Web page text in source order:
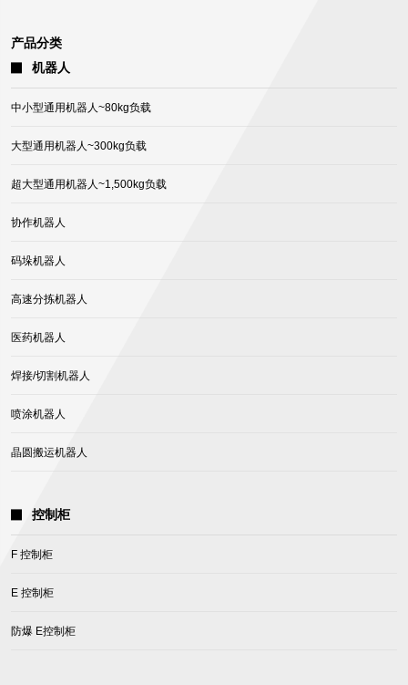
产品分类
机器人
中小型通用机器人~80kg负载
大型通用机器人~300kg负载
超大型通用机器人~1,500kg负载
协作机器人
码垛机器人
高速分拣机器人
医药机器人
焊接/切割机器人
喷涂机器人
晶圆搬运机器人
控制柜
F 控制柜
E 控制柜
防爆 E控制柜